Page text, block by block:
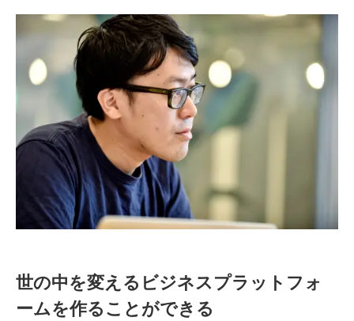
世の中を変えるビジネスプラットフォ
ームを作ることができる